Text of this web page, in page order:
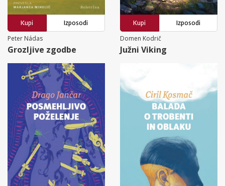
Kupi
Izposodi
Peter Nádas
Grozljive zgodbe
Kupi
Izposodi
Domen Kodrič
Južni Viking